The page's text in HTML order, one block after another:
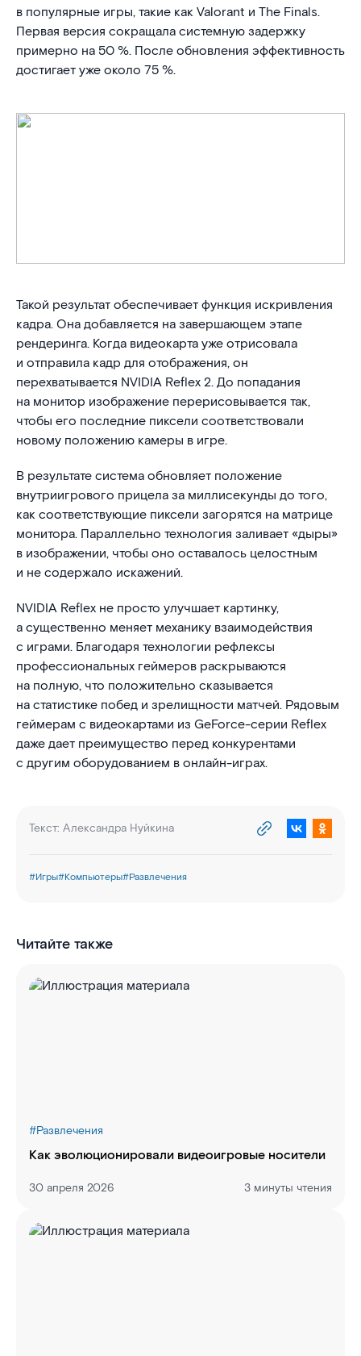
в популярные игры, такие как Valorant и The Finals.
Первая версия сокращала системную задержку
примерно на 50 %. После обновления эффективность
достигает уже около 75 %.
Такой результат обеспечивает функция искривления
кадра. Она добавляется на завершающем этапе
рендеринга. Когда видеокарта уже отрисовала
и отправила кадр для отображения, он
перехватывается NVIDIA Reflex 2. До попадания
на монитор изображение перерисовывается так,
чтобы его последние пиксели соответствовали
новому положению камеры в игре.
В результате система обновляет положение
внутриигрового прицела за миллисекунды до того,
как соответствующие пиксели загорятся на матрице
монитора. Параллельно технология заливает «дыры»
в изображении, чтобы оно оставалось целостным
и не содержало искажений.
NVIDIA Reflex не просто улучшает картинку,
а существенно меняет механику взаимодействия
с играми. Благодаря технологии рефлексы
профессиональных геймеров раскрываются
на полную, что положительно сказывается
на статистике побед и зрелищности матчей. Рядовым
геймерам с видеокартами из GeForce-серии Reflex
даже дает преимущество перед конкурентами
с другим оборудованием в онлайн-играх.
Текст: Александра Нуйкина
#Игры#Компьютеры#Развлечения
Читайте также
#Развлечения
Как эволюционировали видеоигровые носители
30 апреля 2026 3 минуты чтения